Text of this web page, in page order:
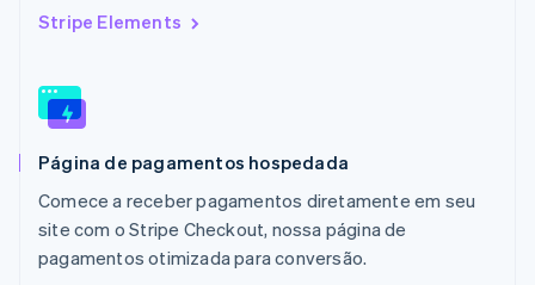
Stripe Elements
Página de pagamentos hospedada
Comece a receber pagamentos diretamente em seu
site com o Stripe Checkout, nossa página de
pagamentos otimizada para conversão.
Nederlands English
Portugal
Português
English简体中文
Reino Unido
English
República Tcheca
English